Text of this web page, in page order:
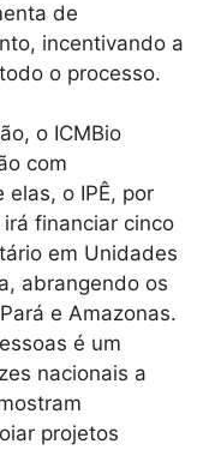
de
incentivando a
o processo.
o ICMBio
com
elas, o IPÊ, por
irá financiar cinco
em Unidades
abrangendo os
e Amazonas.
é um
nacionais a
projetos